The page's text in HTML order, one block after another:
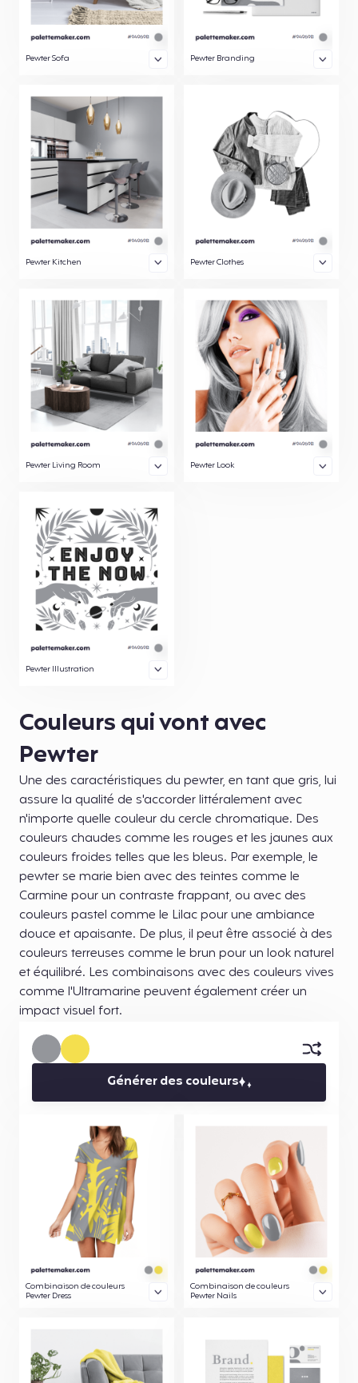
Pewter Sofa Pewter Branding
Pewter Kitchen Pewter Clothes
Pewter Living Room Pewter Look
Pewter Illustration
Couleurs qui vont avec
Pewter
Une des caractéristiques du pewter, en tant que gris, lui
assure la qualité de s'accorder littéralement avec
n'importe quelle couleur du cercle chromatique. Des
couleurs chaudes comme les rouges et les jaunes aux
couleurs froides telles que les bleus. Par exemple, le
pewter se marie bien avec des teintes comme le
Carmine pour un contraste frappant, ou avec des
couleurs pastel comme le Lilac pour une ambiance
douce et apaisante. De plus, il peut être associé à des
couleurs terreuses comme le brun pour un look naturel
et équilibré. Les combinaisons avec des couleurs vives
comme l'Ultramarine peuvent également créer un
impact visuel fort.
Générer des couleurs
Combinaison de couleurs
Pewter Dress
Combinaison de couleurs
Pewter Nails